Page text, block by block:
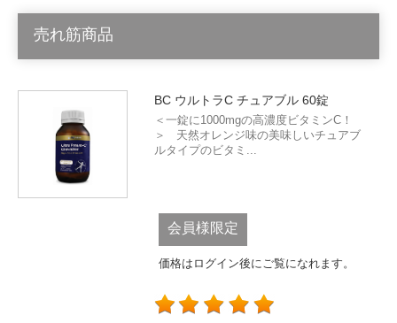
売れ筋商品
BC ウルトラC チュアブル 60錠
＜一錠に1000mgの高濃度ビタミンC！
＞ 天然オレンジ味の美味しいチュアブ
ルタイプのビタミ...
会員様限定
価格はログイン後にご覧になれます。